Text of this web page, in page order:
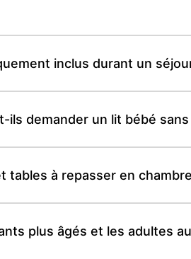
inclus durant un
demander un lit bébé
à repasser en
plus âgés et les adultes